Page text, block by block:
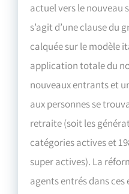
actuel vers le nouveau
s’agit d’une clause du
calquée sur le modèle
application totale du
nouveaux entrants et
aux personnes se
retraite (soit les
catégories actives et
super actives). La
agents entrés dans